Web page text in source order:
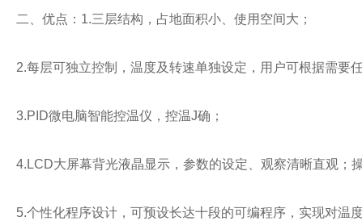
二、优点： 1.三层结构，占地面积小、使用空间大；
2.每层可独立控制，温度及转速单独设定，用户可根据需要
3.PID微电脑智能控温仪，控温J确；
4.LCD大屏幕背光液晶显示，参数的设定、观察清晰直观；
5.个性化程序设计，可预设长达十段的可编程序，实现对温